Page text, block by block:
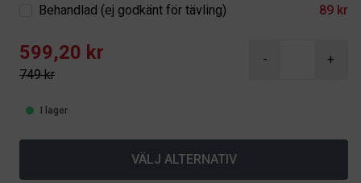
Behandlad (ej godkänt för tävling)
89 kr
599,20 kr
749 kr
- +
I lager
VÄLJ ALTERNATIV